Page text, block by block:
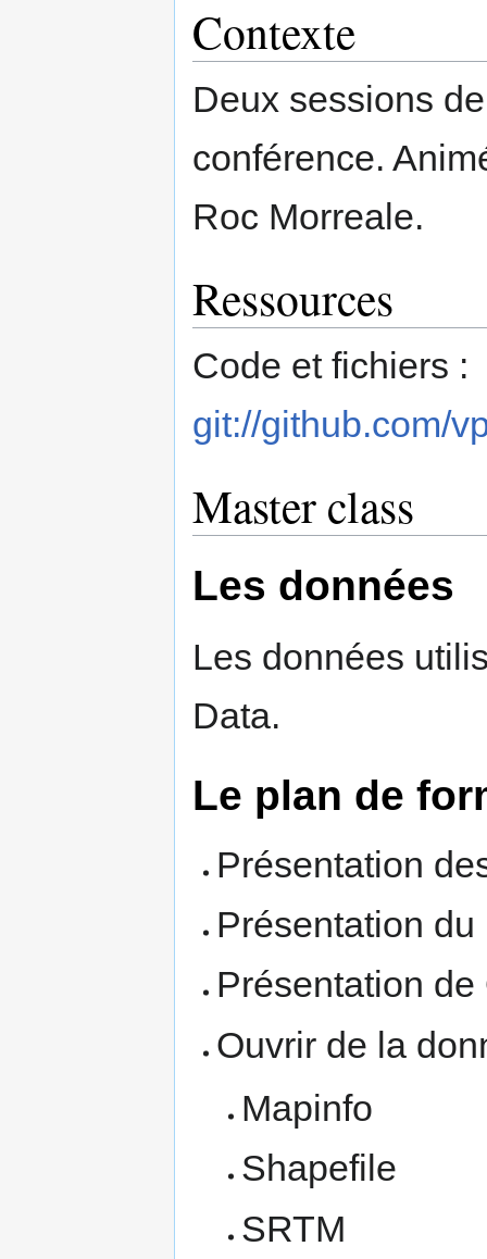
Contexte
Deux sessions
conférence.
Roc Morreale.
Ressources
Code et fichiers :
git://github.com/
Master class
Les données
Les données
Data.
Le plan de
Présentation
Présentation
Présentation
Ouvrir de la
Mapinfo
Shapefile
SRTM